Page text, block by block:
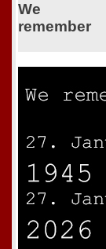
We
remember